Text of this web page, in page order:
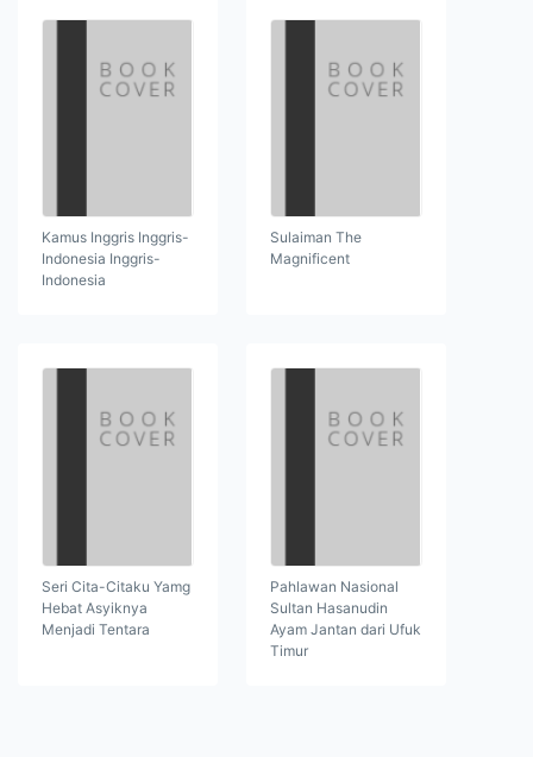
Kamus Inggris Inggris-
Indonesia Inggris-
Indonesia
Sulaiman The
Magnificent
Seri Cita-Citaku Yamg
Hebat Asyiknya
Menjadi Tentara
Pahlawan Nasional
Sultan Hasanudin
Ayam Jantan dari Ufuk
Timur